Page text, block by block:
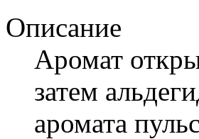
Описание
Аромат
затем
аромата